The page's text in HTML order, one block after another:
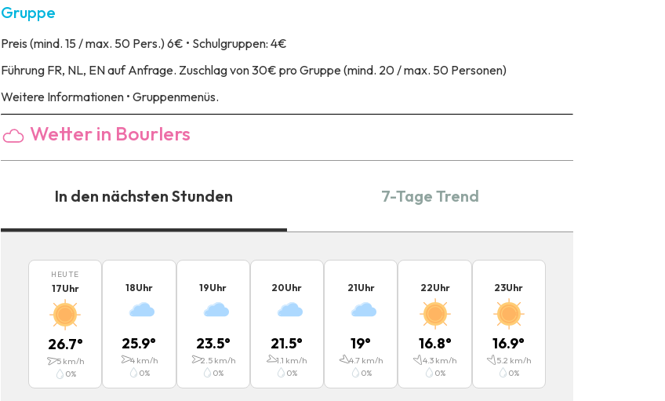
Gruppe
Preis (mind. 15 / max. 50 Pers.) 6€ • Schulgruppen: 4€
FührungFR, NL, EN auf Anfrage. Zuschlag von 30€ pro Gruppe (mind. 20 / max. 50 Personen)
Weitere Informationen• Gruppenmenüs.
Wetter in Bourlers
In den nächsten Stunden 7-Tage Trend
HEUTE
17Uhr
26.7°
5km/h
0%
18Uhr
25.9°
4km/h
0%
19Uhr
23.5°
2.5km/h
0%
20Uhr
21.5°
1.1 km/h
0%
21Uhr
19°
4.7km/h
0%
22Uhr
16.8°
4.3 km/h
0%
23Uhr
16.9°
5.2 km/h
0%